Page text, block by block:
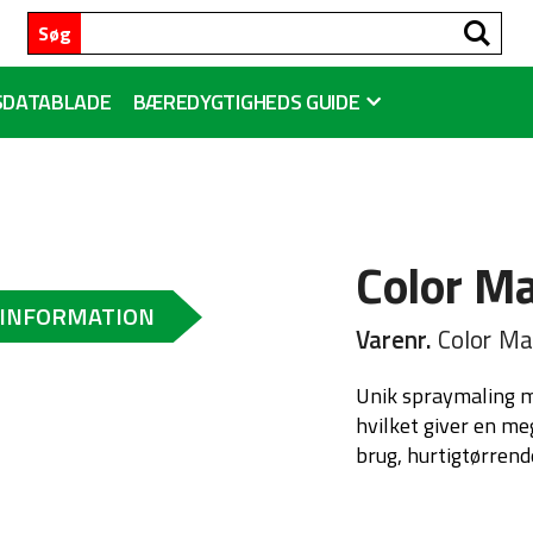
Søg
BÆREDYGTIGHEDS GUIDE
Color
Varenr. Color
Unik spraymaling
hvilket giver en
brug,